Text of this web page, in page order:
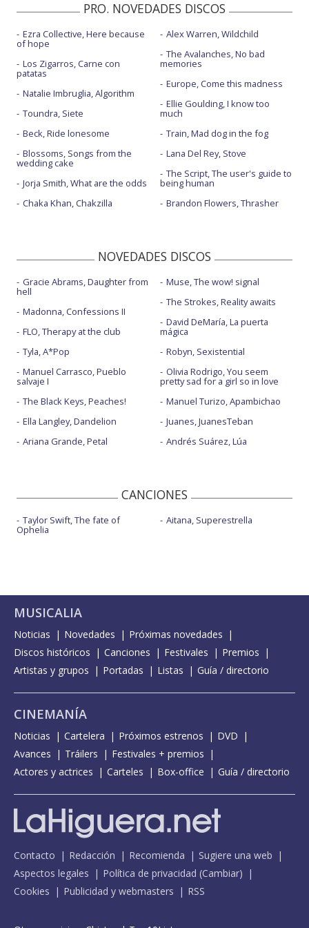
PRO. NOVEDADES DISCOS
Ezra Collective, Here because
of hope
Los Zigarros, Carne con
patatas
Natalie Imbruglia, Algorithm
Toundra, Siete
Beck, Ride lonesome
Blossoms, Songs from the
wedding cake
Jorja Smith, What are the odds
Chaka Khan, Chakzilla
Alex Warren, Wildchild
The Avalanches, No bad
memories
Europe, Come this madness
Ellie Goulding, I know too
much
Train, Mad dog in the fog
Lana Del Rey, Stove
The Script, The user's guide to
being human
Brandon Flowers, Thrasher
NOVEDADES DISCOS
Gracie Abrams, Daughter from
hell
Madonna, Confessions II
FLO, Therapy at the club
Tyla, A*Pop
Manuel Carrasco, Pueblo
salvaje I
The Black Keys, Peaches!
Ella Langley, Dandelion
Ariana Grande, Petal
Muse, The wow! signal
The Strokes, Reality awaits
David DeMaría, La puerta
mágica
Robyn, Sexistential
Olivia Rodrigo, You seem
pretty sad for a girl so in love
Manuel Turizo, Apambichao
Juanes, JuanesTeban
Andrés Suárez, Lúa
CANCIONES
Taylor Swift, The fate of
Ophelia
Aitana, Superestrella
MUSICALIA
Noticias Novedades
Próximas novedades
Discos históricos
Canciones Festivales
Premios
Artistas y grupos
Portadas Listas Guía / directorio
CINEMANÍA
Noticias Cartelera Próximos estrenos
DVD
Avances
Tráilers
Festivales + premios
Actores y actrices
Carteles Box-office Guía / directorio
Contacto Redacción Recomienda
Sugiere una web
Aspectos legales
Política de privacidad (Cambiar)
Cookies
Publicidad y webmasters RSS